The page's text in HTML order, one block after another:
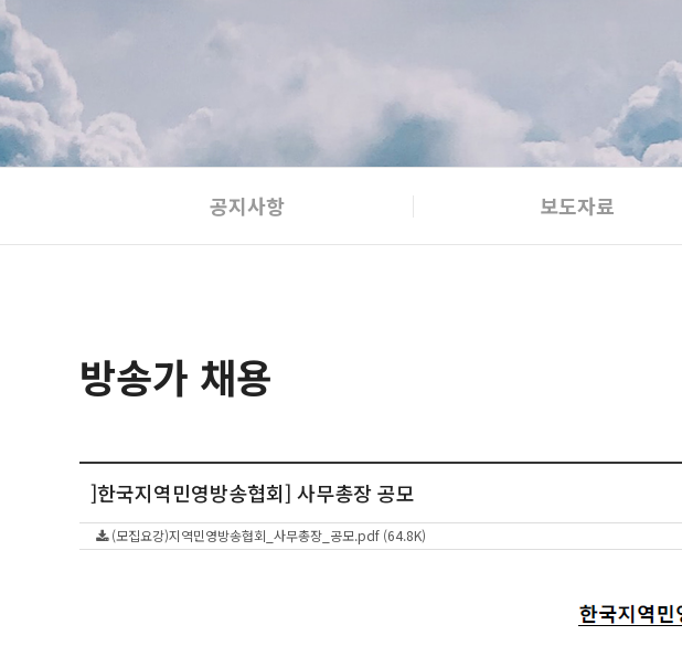
공지사항 보도자료
방송가 채용
]한국지역민영방송협회] 사무총장 공모
(모집요강)지역민영방송협회_사무총장_공모.pdf (64.8K)